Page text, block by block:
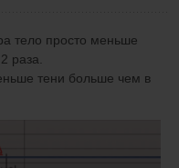
тело просто меньше
раза.
тени больше чем в